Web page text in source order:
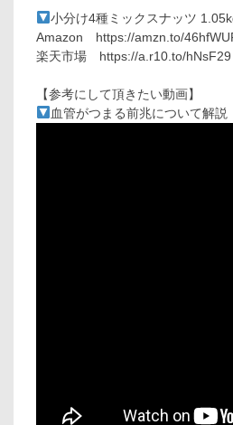
小分け4種ミックスナッツ
Amazon https://amzn.to/
楽天市場 https://a.r10.to/hNsF29
【参考にして頂きたい動画】
血管がつまる前兆について解説